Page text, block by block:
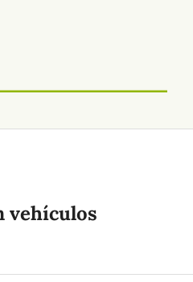
vehículos